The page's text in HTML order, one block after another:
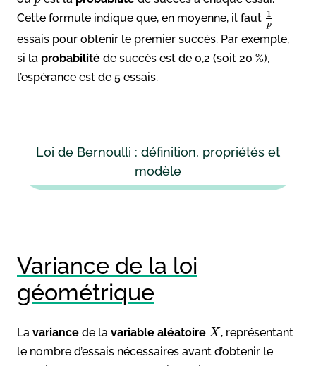
Cette formule indique que, en moyenne, il faut 1
p
essais pour obtenir le premier succès. Par exemple,
si la probabilité de succès est de 0,2 (soit 20 %),
l’espérance est de 5 essais.
Loi de Bernoulli : définition, propriétés et
modèle
Variance de la loi
géométrique
La variance de la variable aléatoire X, représentant
le nombre d’essais nécessaires avant d’obtenir le